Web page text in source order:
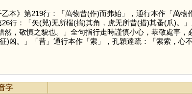
本》第219行：「萬物昔(作)而弗始」，通行本作「萬
行：「矢(兕)无所椯(揣)其角，虎无所昔(措)其蚤(爪)。
然，敬慎之貌也。」全句指行走時謹慎小心，恭敬處事，
)凶。」「昔」通行本作「索」，孔穎達疏：「索索，心
字